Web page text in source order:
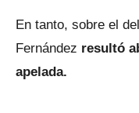
En tanto, sobre el
Fernández resultó
apelada.